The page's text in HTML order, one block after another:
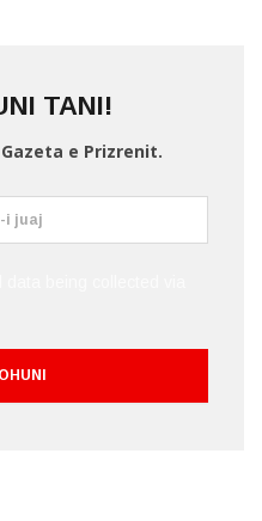
TANI!
e Prizrenit.